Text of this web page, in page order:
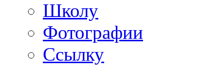
Школу
Фотографии
Ссылку